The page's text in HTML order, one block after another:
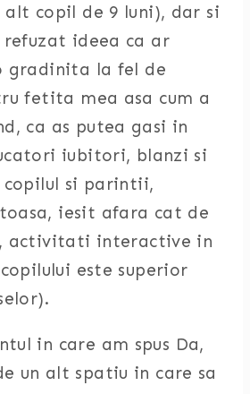
alt copil de 9 luni), dar si
ideea ca ar
gradinita la fel de
fetita mea asa cum a
ca as putea gasi in
iubitori, blanzi si
copilul si parintii,
iesit afara cat de
activitati interactive in
este superior
in care am spus Da,
un alt spatiu in care sa